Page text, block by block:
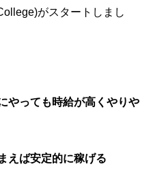
がスタートしまし
やっても時給が高くやりや
えば安定的に稼げる